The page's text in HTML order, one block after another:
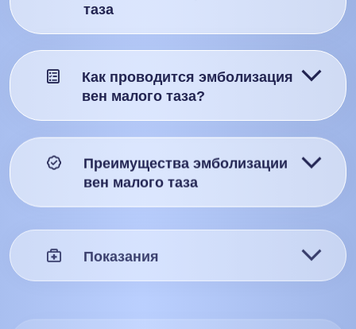
таза
Как проводится эмболизация
вен малого таза?
Преимущества эмболизации
вен малого таза
Показания